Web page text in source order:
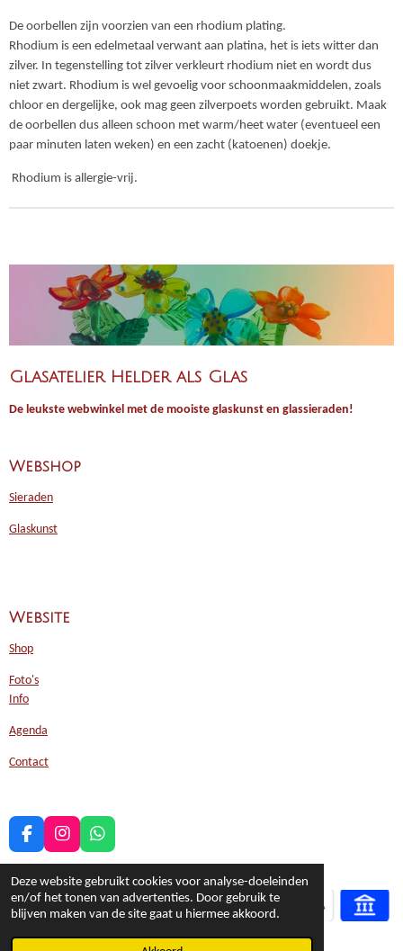
Deze website gebruikt cookies voor analyse-doeleinden
en/of het tonen van advertenties. Door gebruik te
blijven maken van de site gaat u hiermee akkoord.
De oorbellen zijn voorzien van een rhodium plating.
Rhodium is een edelmetaal verwant aan platina, het is iets witter dan
zilver. In tegenstelling tot zilver verkleurt rhodium niet en wordt dus
niet zwart. Rhodium is wel gevoelig voor schoonmaakmiddelen, zoals
chloor en dergelijke, ook mag geen zilverpoets worden gebruikt. Maak
de oorbellen dus alleen schoon met warm/heet water (eventueel een
paar minuten laten weken) en een zacht (katoenen) doekje.
Rhodium is allergie-vrij.
Glasatelier Helder als Glas
De leukste webwinkel met de mooiste glaskunst en glassieraden!
Webshop
Sieraden
Glaskunst
Website
Shop
Foto's
Info
Agenda
Contact
F
a
e
b
o
o
I
n
t
a
g
r
W
h
t
s
A
p